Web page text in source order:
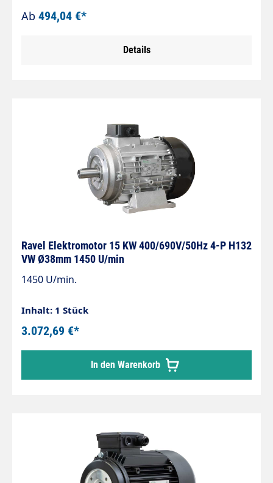
mm Lochmaß (Fuß) 140x160mm 2,2 KW = 230 V /
10,2 A 400 V / 5,1 A Typ H100 Hohlwelle 24 mm
A 400 V / 6,6 A Typ H112 Hohlwelle 24 mm
Lochmaß (Fuß) 140x216mm 7,5 KW = 400 V / 16,8
A Typ H132S Hohlwelle 24 mm
Lochmaß (Fuß) 140x216mm 11 KW = 400 V /
21,3 A Typ H132L Hohlwelle 24 mm
Lochmaß (Fuß) 178x216mm 15 KW = 400 V / 29 A
Typ H160S Hohlwelle 24 mm Lochmaß (Fuß)
Ab 494,04 €*
Details
Ravel Elektromotor 15 KW 400/690V/50Hz 4-P H132
VW Ø38mm 1450 U/min
1450 U/min.
Inhalt: 1 Stück
3.072,69 €*
In den Warenkorb